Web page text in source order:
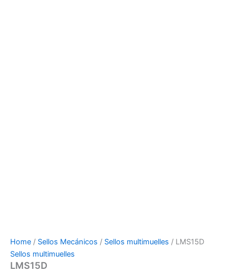
Home / Sellos Mecánicos / Sellos multimuelles / LMS15D
Sellos multimuelles
LMS15D